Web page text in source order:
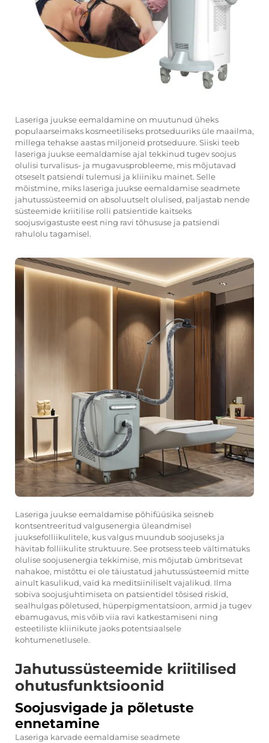
Laseriga juukse eemaldamine on muutunud üheks
populaarseimaks kosmeetiliseks protseduuriks üle maailma,
millega tehakse aastas miljoneid protseduure. Siiski teeb
laseriga juukse eemaldamise ajal tekkinud tugev soojus
olulisi turvalisus- ja mugavusprobleeme, mis mõjutavad
otseselt patsiendi tulemusi ja kliiniku mainet. Selle
mõistmine, miks laseriga juukse eemaldamise seadmete
jahutussüsteemid on absoluutselt olulised, paljastab nende
süsteemide kriitilise rolli patsientide kaitseks
soojusvigastuste eest ning ravi tõhususe ja patsiendi
rahulolu tagamisel.
Laseriga juukse eemaldamise põhifüüsika seisneb
kontsentreeritud valgusenergia üleandmisel
juuksefolliikulitele, kus valgus muundub soojuseks ja
hävitab folliikulite struktuure. See protsess teeb vältimatuks
olulise soojusenergia tekkimise, mis mõjutab ümbritsevat
nahakoe, mistõttu ei ole täiustatud jahutussüsteemid mitte
ainult kasulikud, vaid ka meditsiiniliselt vajalikud. Ilma
sobiva soojusjuhtimiseta on patsientidel tõsised riskid,
sealhulgas põletused, hüperpigmentatsioon, armid ja tugev
ebamugavus, mis võib viia ravi katkestamiseni ning
esteetiliste kliinikute jaoks potentsiaalsele
kohtumenetlusele.
Jahutussüsteemide kriitilised
ohutusfunktsioonid
Soojusvigade ja põletuste
ennetamine
Laseriga karvade eemaldamise seadmete